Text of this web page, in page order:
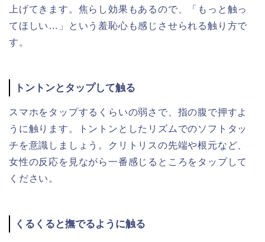
上げてきます。焦らし効果もあるので、「もっと触っ
てほしい…」という羞恥心も感じさせられる触り方で
す。
トントンとタップして触る
スマホをタップするくらいの弱さで、指の腹で押すよ
うに触ります。トントンとしたリズムでのソフトタッ
チを意識しましょう。クリトリスの先端や根元など、
女性の反応を見ながら一番感じるところをタップして
ください。
くるくると撫でるように触る